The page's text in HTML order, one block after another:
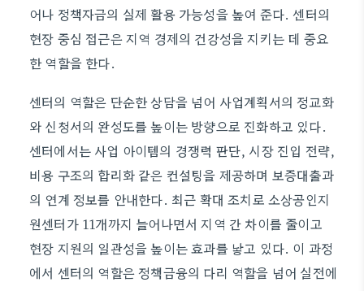
어나 정책자금의 실제 활용 가능성을 높여 준다. 센터의
현장 중심 접근은 지역 경제의 건강성을 지키는 데 중요
한 역할을 한다.
센터의 역할은 단순한 상담을 넘어 사업계획서의 정교화
와 신청서의 완성도를 높이는 방향으로 진화하고 있다.
센터에서는 사업 아이템의 경쟁력 판단, 시장 진입 전략,
비용 구조의 합리화 같은 컨설팅을 제공하며 보증대출과
의 연계 정보를 안내한다. 최근 확대 조치로 소상공인지
원센터가 11개까지 늘어나면서 지역 간 차이를 줄이고
현장 지원의 일관성을 높이는 효과를 낳고 있다. 이 과정
에서 센터의 역할은 정책금융의 다리 역할을 넘어 실전에